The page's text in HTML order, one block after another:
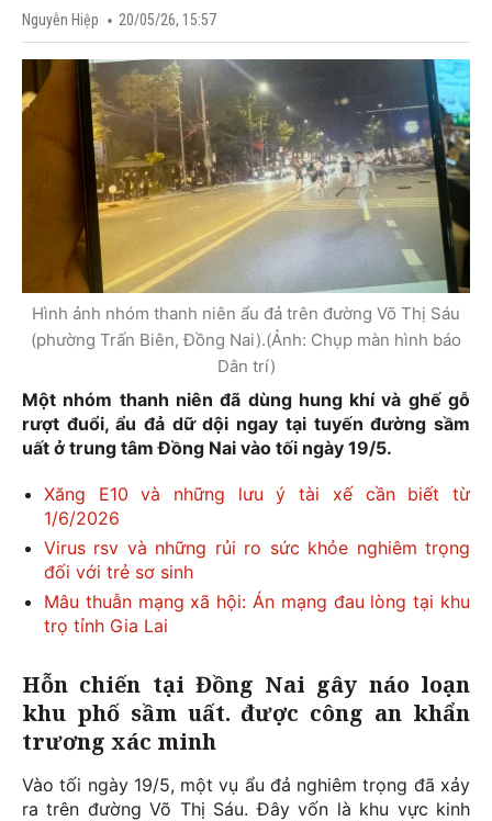
Nguyễn Hiệp 20/05/26, 15:57
Hình ảnh nhóm thanh niên ẩu đả trên đường Võ Thị Sáu
(phường Trấn Biên, Đồng Nai).(Ảnh: Chụp màn hình báo
Dân trí)
Một nhóm thanh niên đã dùng hung khí và ghế gỗ
rượt đuổi, ẩu đả dữ dội ngay tại tuyến đường sầm
uất ở trung tâm Đồng Nai vào tối ngày 19/5.
Xăng E10 và những lưu ý tài xế cần biết từ
1/6/2026
Virus rsv và những rủi ro sức khỏe nghiêm trọng
đối với trẻ sơ sinh
Mâu thuẫn mạng xã hội: Án mạng đau lòng tại khu
trọ tỉnh Gia Lai
Hỗn chiến tại Đồng Nai gây náo loạn
khu phố sầm uất. được công an khẩn
trương xác minh
Vào tối ngày 19/5, một vụ ẩu đả nghiêm trọng đã xảy
ra trên đường Võ Thị Sáu. Đây vốn là khu vực kinh